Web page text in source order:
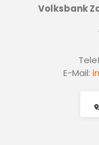
Volksbank
E-Mail: